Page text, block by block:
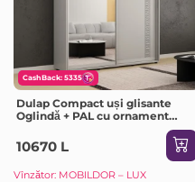
CashBack: 5335
Dulap Compact uși glisante
Oglindă + PAL cu ornament
grecesc (190x45x230H cm) Grey
10670 L
Vînzător: MOBILDOR – LUX